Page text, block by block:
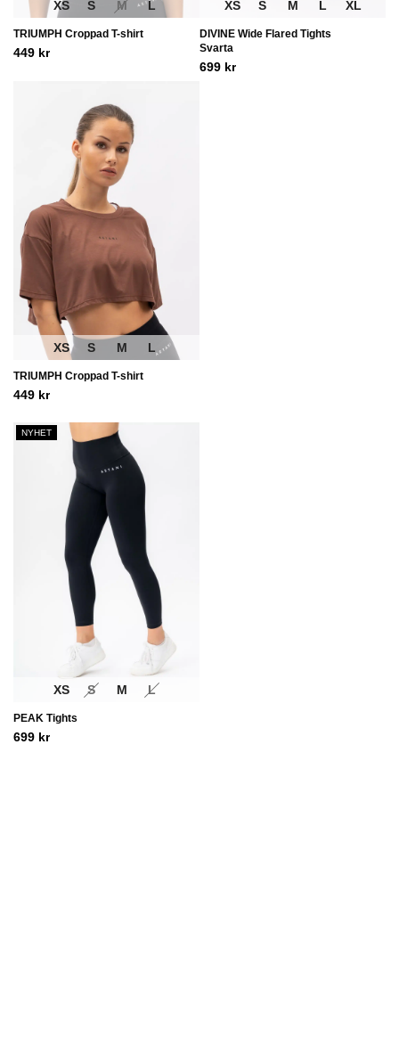
XS S M L
TRIUMPH Croppad T-shirt
449 kr
XS S M L XL
DIVINE Wide Flared Tights
Svarta
699 kr
XS S M L
TRIUMPH Croppad T-shirt
449 kr
NYHET
XS S M L
PEAK Tights
699 kr